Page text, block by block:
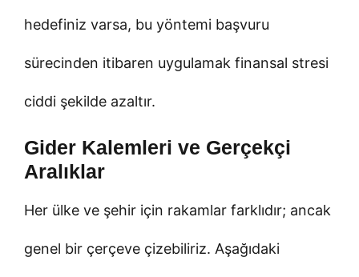
hedefiniz varsa, bu yöntemi başvuru
sürecinden itibaren uygulamak finansal stresi
ciddi şekilde azaltır.
Gider Kalemleri ve Gerçekçi
Aralıklar
Her ülke ve şehir için rakamlar farklıdır; ancak
genel bir çerçeve çizebiliriz. Aşağıdaki